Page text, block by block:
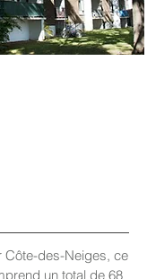
Côte-des-Neiges, ce
un total de 68